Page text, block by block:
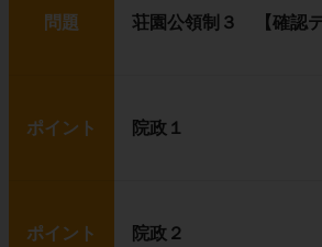
問題 荘園公領制３ 【確認テ
ポイント 院政１
ポイント 院政２